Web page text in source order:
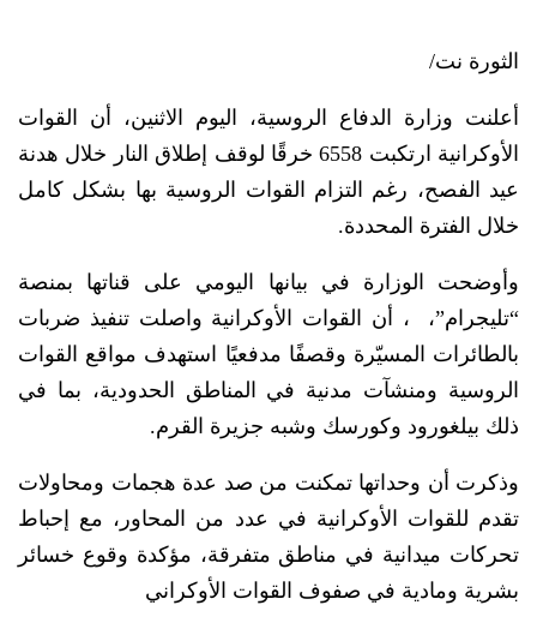
الثورة نت/
أعلنت وزارة الدفاع الروسية، اليوم الاثنين، أن القوات
الأوكرانية ارتكبت 6558 خرقًا لوقف إطلاق النار خلال هدنة
عيد الفصح، رغم التزام القوات الروسية بها بشكل كامل
خلال الفترة المحددة.
وأوضحت الوزارة في بيانها اليومي على قناتها بمنصة
“تليجرام”، ، أن القوات الأوكرانية واصلت تنفيذ ضربات
بالطائرات المسيّرة وقصفًا مدفعيًا استهدف مواقع القوات
الروسية ومنشآت مدنية في المناطق الحدودية، بما في
ذلك بيلغورود وكورسك وشبه جزيرة القرم.
وذكرت أن وحداتها تمكنت من صد عدة هجمات ومحاولات
تقدم للقوات الأوكرانية في عدد من المحاور، مع إحباط
تحركات ميدانية في مناطق متفرقة، مؤكدة وقوع خسائر
بشرية ومادية في صفوف القوات الأوكراني